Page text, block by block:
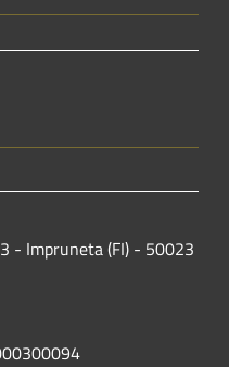
- Impruneta (FI) - 50023